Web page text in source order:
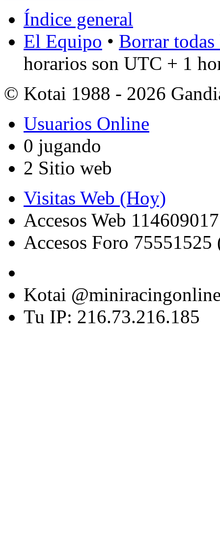
Índice general
El Equipo • Borrar
horarios son UTC + 1
© Kotai 1988 - 2026
Usuarios Online
0 jugando
2 Sitio web
Visitas Web (Hoy)
Accesos Web
Accesos Foro 75551525
Kotai
Tu IP: 216.73.216.185